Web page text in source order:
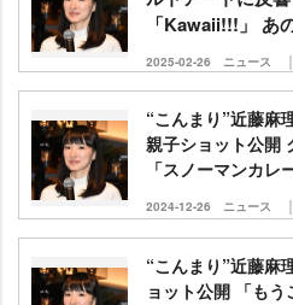
「Kawaii!!!」 あ
2025-02-26 ニュース
“こんまり”近藤麻
親子ショット公開
「スノーマンカレ
2024-12-26 ニュース
“こんまり”近藤麻
ョット公開 「も